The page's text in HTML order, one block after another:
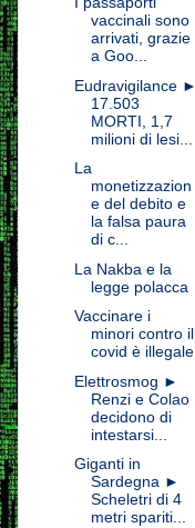
vaccinali sono
arrivati, grazie
a Goo...
Eudravigilance ►
17.503
MORTI, 1,7
milioni di lesi...
La
monetizzazion
e del debito e
la falsa paura
di c...
La Nakba e la
legge polacca
Vaccinare i
minori contro il
covid è illegale
Elettrosmog ►
Renzi e Colao
decidono di
intestarsi...
Giganti in
Sardegna ►
Scheletri di 4
metri spariti...